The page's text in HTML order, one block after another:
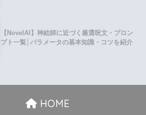
【NovelAI】神絵師に近づく厳選呪文・プロン
プト一覧│パラメータの基本知識・コツを紹介
HOME